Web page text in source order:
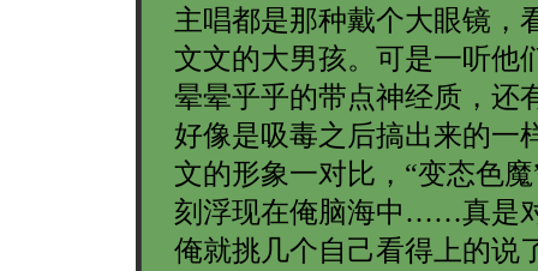
主唱都是那种戴个大眼镜，
文文的大男孩。可是一听他
晕晕乎乎的带点神经质，还
好像是吸毒之后搞出来的一
文的形象一对比，“变态色
刻浮现在俺脑海中……真是
俺就挑几个自己看得上的说